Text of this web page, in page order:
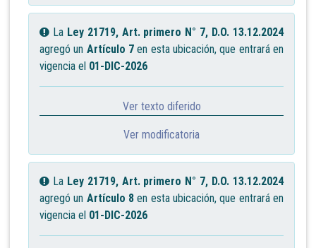
La Ley 21719, Art. primero N° 7, D.O. 13.12.2024
agregó un Artículo 7 en esta ubicación, que entrará en
vigencia el 01-DIC-2026
Ver texto diferido
Ver modificatoria
La Ley 21719, Art. primero N° 7, D.O. 13.12.2024
agregó un Artículo 8 en esta ubicación, que entrará en
vigencia el 01-DIC-2026